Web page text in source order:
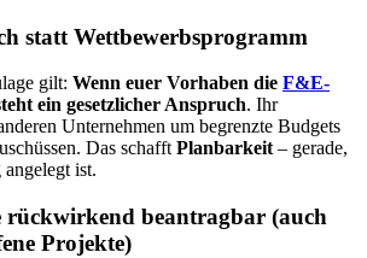
statt Wettbewerbsprogramm
gilt: Wenn euer Vorhaben die F&E-
ein gesetzlicher Anspruch. Ihr
Unternehmen um begrenzte Budgets
Das schafft Planbarkeit – gerade,
ist.
rückwirkend beantragbar (auch
Projekte)